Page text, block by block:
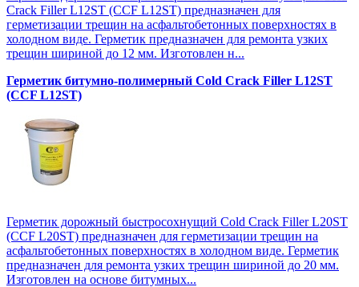
Crack Filler L12SТ (CCF L12SТ) предназначен для
герметизации трещин на асфальтобетонных поверхностях в
холодном виде. Герметик предназначен для ремонта узких
трещин шириной до 12 мм. Изготовлен н...
Герметик битумно-полимерный Cold Crack Filler L12SТ
(CCF L12SТ)
Герметик дорожный быстросохнущий Cold Crack Filler L20SТ
(CCF L20SТ) предназначен для герметизации трещин на
асфальтобетонных поверхностях в холодном виде. Герметик
предназначен для ремонта узких трещин шириной до 20 мм.
Изготовлен на основе битумных...